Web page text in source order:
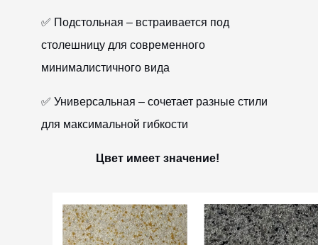
✅ Подстольная – встраивается под
столешницу для современного
минималистичного вида
✅ Универсальная – сочетает разные стили
для максимальной гибкости
Цвет имеет значение!